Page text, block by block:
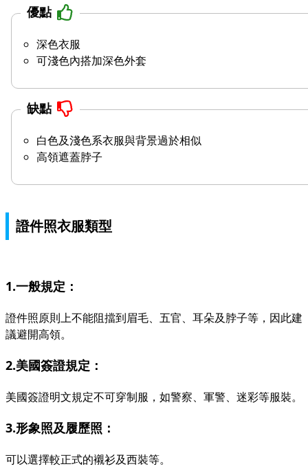
優點
深色衣服
可淺色內搭加深色外套
缺點
白色及淺色系衣服與背景過於相似
高領遮蓋脖子
證件照衣服類型
1.一般規定：
證件照原則上不能阻擋到眉毛、五官、耳朵及脖子等，因此建
議避開高領。
2.美國簽證規定：
美國簽證明文規定不可穿制服，如警察、軍警、迷彩等服裝。
3.形象照及履歷照：
可以選擇較正式的襯衫及西裝等。